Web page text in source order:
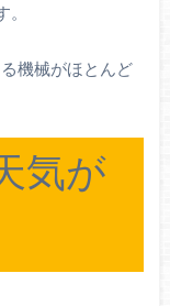
機械がほとんど
気が